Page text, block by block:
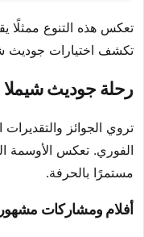
تعكس هذه التنوع ممثلًا
تكشف اختيارات جوديث
رحلة جوديث
تروي الجوائز
الفوري. تعكس الأوسمة
مستمرًا بالحرفة.
أفلام ومشاركات